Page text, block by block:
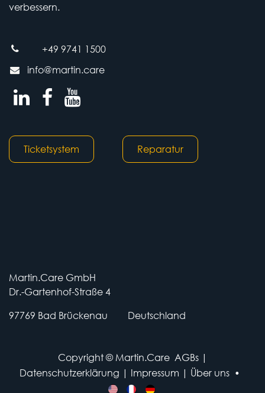
verbessern.
+49 9741 1500
info@martin.care
Ticketsystem Reparatur
Martin.Care GmbH
Dr.-Gartenhof-Straße 4
97769 Bad Brückenau
​​Deutschland
Copyright © Martin.Care AGBs|
Datenschutzerklärung | Impressum | Über uns•